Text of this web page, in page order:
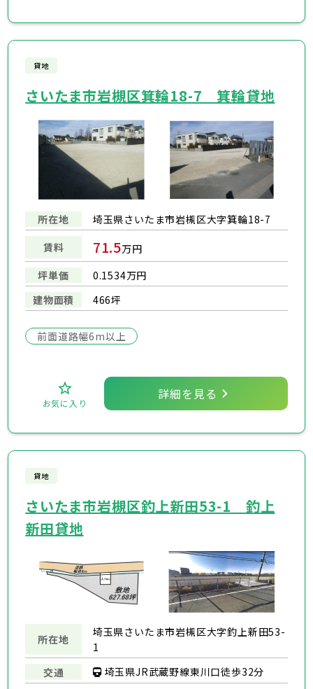
貸地
さいたま市岩槻区箕輪18-7 箕輪貸地
所在地
埼玉県さいたま市岩槻区大字箕輪18-7
賃料
71.5万円
坪単価
0.1534万円
建物面積
466坪
前面道路幅6m以上
お気に入り
詳細を見る
貸地
さいたま市岩槻区釣上新田53-1 釣上
新田貸地
所在地
埼玉県さいたま市岩槻区大字釣上新田53-
1
交通
埼玉県JR武蔵野線東川口徒歩32分